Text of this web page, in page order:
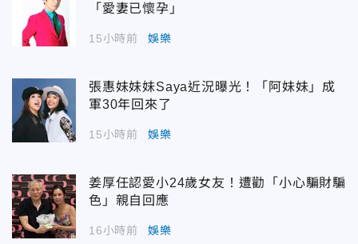
「愛妻已懷孕」
15小時前 娛樂
張惠妹妹妹Saya近況曝光！「阿妹妹」成
軍30年回來了
15小時前 娛樂
姜厚任認愛小24歲女友！遭勸「小心騙財騙
色」親自回應
16小時前 娛樂